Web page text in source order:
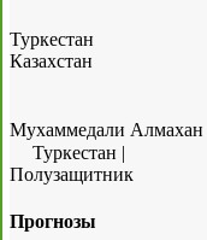
Туркестан
Казахстан
Мухаммедали Алмахан
Туркестан |
Полузащитник
Прогнозы